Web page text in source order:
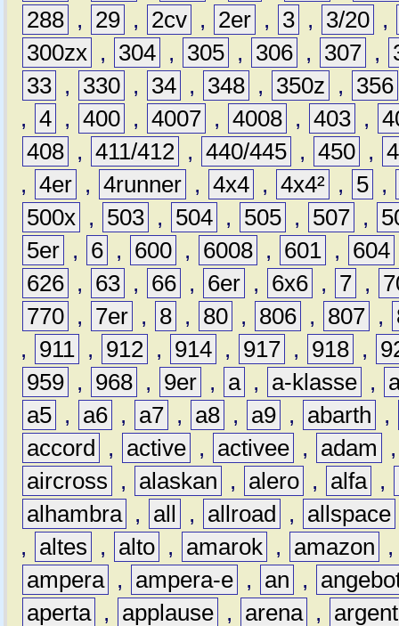
288 , 29 , 2cv , 2er , 3 , 3/20 ,
300zx , 304 , 305 , 306 , 307 ,
33 , 330 , 34 , 348 , 350z ,
356
, 4 , 400 , 4007 , 4008 , 403 ,
408 , 411/412 , 440/445 , 450 ,
, 4er , 4runner , 4x4 , 4x4² , 5 ,
500x , 503 , 504 , 505 , 507 ,
5er , 6 , 600 , 6008 , 601 , 604
626 , 63 , 66 , 6er , 6x6 , 7 ,
770 , 7er , 8 , 80 , 806 , 807 ,
,
911 , 912 , 914 , 917 , 918 ,
959 , 968 , 9er , a , a-klasse ,
a5 , a6 , a7 , a8 , a9 , abarth
,
accord
, active , activee , adam
aircross
, alaskan , alero , alfa ,
alhambra , all , allroad , allspace
,
altes , alto , amarok , amazon
ampera , ampera-e , an ,
aperta , applause , arena ,